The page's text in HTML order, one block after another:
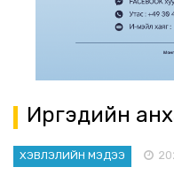
Иргэдийн
ХЭВЛЭЛИЙН МЭДЭЭ